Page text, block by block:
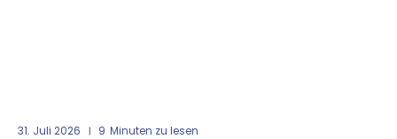
31. Juli 2026 9 Minuten zu lesen